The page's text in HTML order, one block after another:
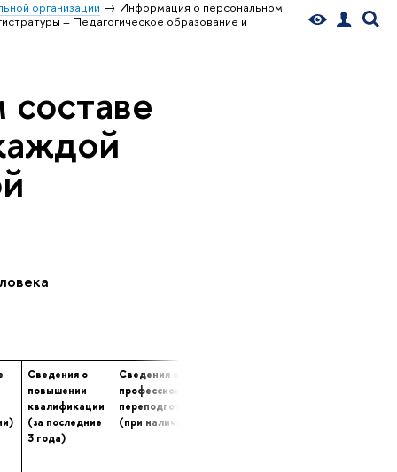
организации
Информация о персональном
– Педагогическое образование и
Сведения о
повышении
квалификации
(за последние
3 года)
Сведения о
профессиональной
переподготовке
(при наличии)